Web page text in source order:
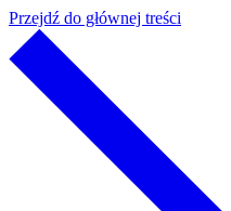
Przejdź do głównej treści